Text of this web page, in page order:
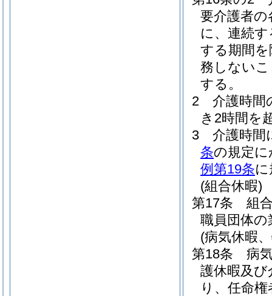
要介護者
に、連続
する期間
務しない
する。
2
介護時間
き2時間を
3
介護時間
条の規定
例第19条
(組合休暇)
第17条
組
職員団体
(病気休暇
第18条
病
護休暇及
り、任命